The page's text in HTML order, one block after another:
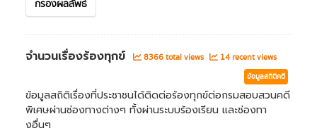
กรองผลลัพธ์
จำนวนเรื่องร้องทุกข์ 8366 total views 14 recent views
ข้อมูลสถิติคดี
ข้อมูลสถิติเรื่องที่ประชาชนได้ติดต่อร้องทุกข์ต่อกรมสอบสวนคดี
พิเศษผ่านช่องทางต่างๆ ทั้งผ่านระบบร้องเรียน และช่องทา
งอื่นๆ